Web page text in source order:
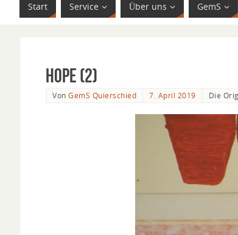
Start Service Über uns GemS
Hope (2)
Von GemS Quierschied 7. April 2019 Die